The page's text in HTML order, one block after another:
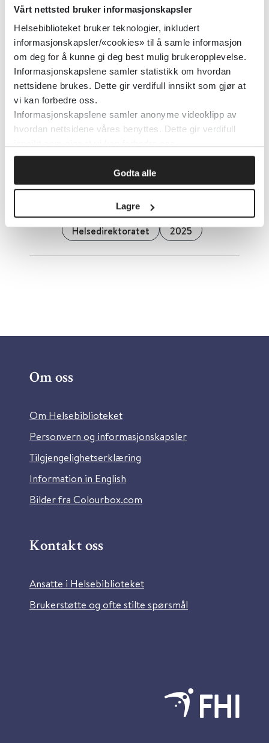
Vårt nettsted bruker informasjonskapsler
Helsebiblioteket bruker teknologier, inkludert
informasjonskapsler/«cookies» til å samle informasjon
om deg for å kunne gi deg best mulig brukeropplevelse.
Informasjonskapslene samler statistikk om hvordan
nettsidene brukes. Dette gir verdifull innsikt som gjør at
vi kan forbedre oss.
Informasjonskapslene samler anonyme videoklipp av
hvordan nettsidene våres benyttes. Dette gir verdifull
Godta alle
Lagre
Den norske legeforening
Detaljer
Henvisningsveileder
Helsedirektoratet 2015
skolehelsetjenesten - Nasjonal
faglig retningslinje
Helsedirektoratet 2025
Om oss
Om Helsebiblioteket
Personvern og informasjonskapsler
Tilgjengelighetserklæring
Information in English
Bilder fra Colourbox.com
Kontakt oss
Ansatte i Helsebiblioteket
Brukerstøtte og ofte stilte spørsmål